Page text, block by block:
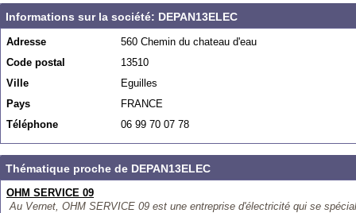
Informations sur la société: DEPAN13ELEC
Adresse
560 Chemin du chateau d'eau
Code postal
13510
Ville
Eguilles
Pays
FRANCE
Téléphone
06 99 70 07 78
Thématique proche de DEPAN13ELEC
OHM SERVICE 09
Au Vernet, OHM SERVICE 09 est une entreprise d'électricité qui se